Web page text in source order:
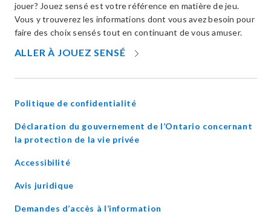
jouer? Jouez sensé est votre référence en matière de jeu.
Vous y trouverez les informations dont vous avez besoin pour
faire des choix sensés tout en continuant de vous amuser.
ALLER À JOUEZ SENSÉ
NEW
Politique de confidentialité
Déclaration du gouvernement de l’Ontario concernant
la protection de la vie privéeopens
Accessibilité
Avis juridique
Demandes d’accès à l’information